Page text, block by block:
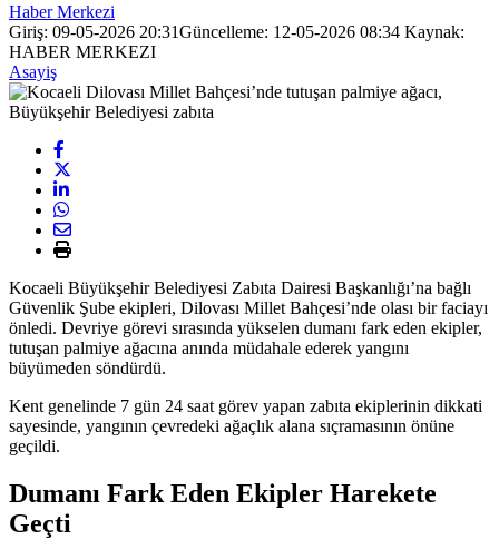
Haber Merkezi
Giriş: 09-05-2026 20:31Güncelleme: 12-05-2026 08:34 Kaynak:
HABER MERKEZI
Asayiş
Kocaeli Büyükşehir Belediyesi Zabıta Dairesi Başkanlığı’na bağlı
Güvenlik Şube ekipleri, Dilovası Millet Bahçesi’nde olası bir faciayı
önledi. Devriye görevi sırasında yükselen dumanı fark eden ekipler,
tutuşan palmiye ağacına anında müdahale ederek yangını
büyümeden söndürdü.
Kent genelinde 7 gün 24 saat görev yapan zabıta ekiplerinin dikkati
sayesinde, yangının çevredeki ağaçlık alana sıçramasının önüne
geçildi.
Dumanı Fark Eden Ekipler Harekete
Geçti